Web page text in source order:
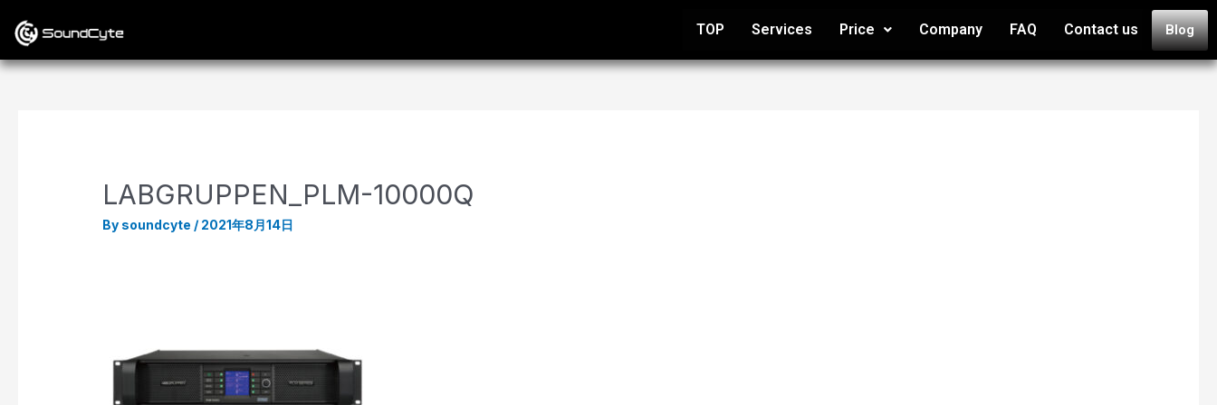
TOP Services Price Company FAQ Contact us Blog
LABGRUPPEN_PLM-10000Q
By soundcyte / 2021年8月14日